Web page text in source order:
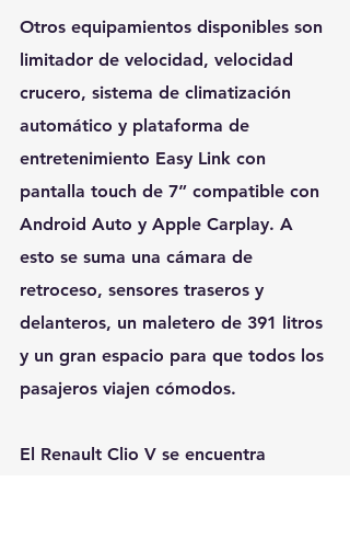
Otros equipamientos disponibles son
limitador de velocidad, velocidad
crucero, sistema de climatización
automático y plataforma de
entretenimiento Easy Link con
pantalla touch de 7” compatible con
Android Auto y Apple Carplay. A
esto se suma una cámara de
retroceso, sensores traseros y
delanteros, un maletero de 391 litros
y un gran espacio para que todos los
pasajeros viajen cómodos.
El Renault Clio V se encuentra